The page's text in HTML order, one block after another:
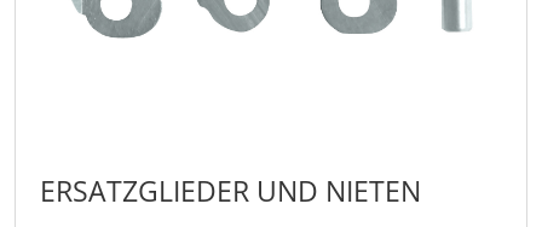
ERSATZGLIEDER UND NIETEN